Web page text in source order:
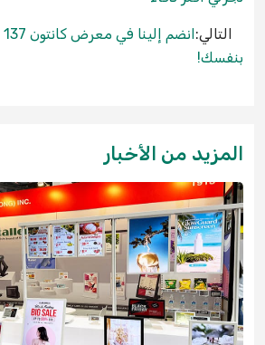
التالي:
بنفسك!
المزيد من الأخبار